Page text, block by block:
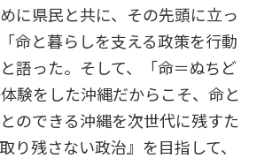
に県民と共に、その先頭に立っ
命と暮らしを支える政策を行動
語った。そして、「命＝ぬちど
験をした沖縄だからこそ、命と
のできる沖縄を次世代に残すた
り残さない政治』を目指して、